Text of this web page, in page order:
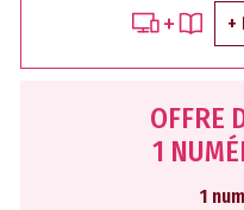
+
OFFRE
1
1